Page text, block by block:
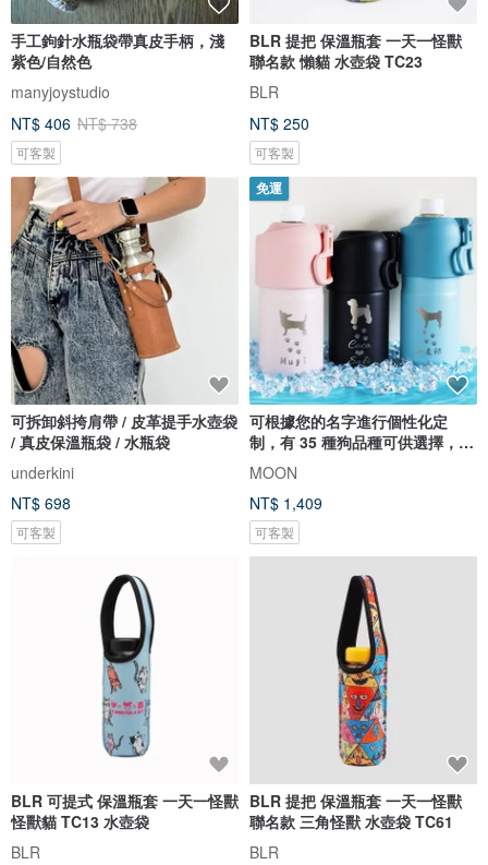
手工鉤針水瓶袋帶真皮手柄，淺
紫色/自然色
manyjoystudio
NT$ 406 NT$ 738
可客製
BLR 提把 保溫瓶套 一天一怪獸
聯名款 懶貓 水壺袋 TC23
BLR
NT$ 250
可客製
可拆卸斜挎肩帶 / 皮革提手水壺袋
/ 真皮保溫瓶袋 / 水瓶袋
underkini
NT$ 698
可客製
免運
可根據您的名字進行個性化定
制，有 35 種狗品種可供選擇，爪
子印記，含手柄，塑料瓶架，冷
飲或暖飲，兼容 500 毫升至 650
毫升
MOON
NT$ 1,409
可客製
BLR 可提式 保溫瓶套 一天一怪獸
怪獸貓 TC13 水壺袋
BLR
BLR 提把 保溫瓶套 一天一怪獸
聯名款 三角怪獸 水壺袋 TC61
BLR